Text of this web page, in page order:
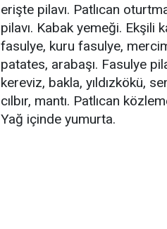
erişte pilavı. Patlıcan
pilavı. Kabak yemeği. Ekşili
fasulye, kuru fasulye,
patates, arabaşı. Fasulye
kereviz, bakla, yıldızkökü,
cılbır, mantı. Patlıcan
Yağ içinde yumurta.